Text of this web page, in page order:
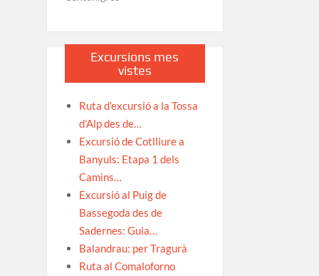
Excursions mes
vistes
Ruta d’excursió a la Tossa
d’Alp des de…
Excursió de Cotlliure a
Banyuls: Etapa 1 dels
Camins…
Excursió al Puig de
Bassegoda des de
Sadernes: Guia…
Balandrau: per Tragurà
Ruta al Comaloforno